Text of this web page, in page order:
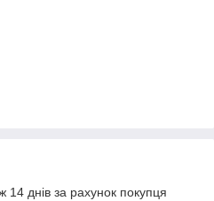
днів за рахунок покупця